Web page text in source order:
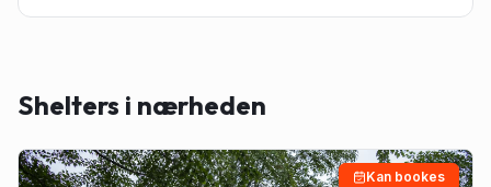
Shelters i nærheden
Kan bookes